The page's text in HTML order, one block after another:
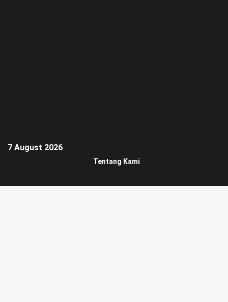
7 August 2026
Tentang Kami